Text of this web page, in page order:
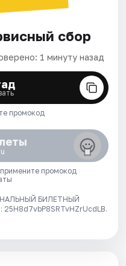
сбор
1 минуту назад
промокод
промокод
БИЛЕТНЫЙ